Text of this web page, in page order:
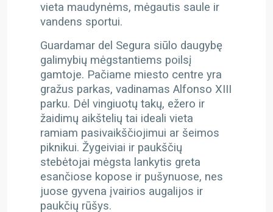
vieta maudynėms, mėgautis saule ir
vandens sportui.
Guardamar del Segura siūlo daugybę
galimybių mėgstantiems poilsį
gamtoje. Pačiame miesto centre yra
gražus parkas, vadinamas Alfonso XIII
parku. Dėl vingiuotų takų, ežero ir
žaidimų aikštelių tai ideali vieta
ramiam pasivaikščiojimui ar šeimos
piknikui. Žygeiviai ir paukščių
stebėtojai mėgsta lankytis greta
esančiose kopose ir pušynuose, nes
juose gyvena įvairios augalijos ir
paukčių rūšys.